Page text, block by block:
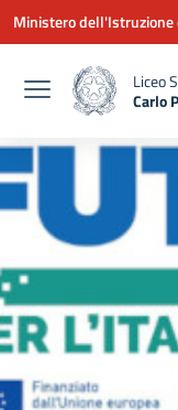
Vai ai contenuti
Vai al menu di
Vai al footer
Ministero dell'Istruzione
Liceo
Carlo